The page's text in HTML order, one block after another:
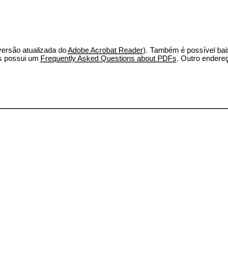
atualizada doAdobe Acrobat Reader). Também é possível
possui um Frequently Asked Questions about PDFs . Outro